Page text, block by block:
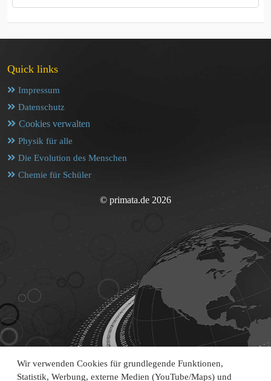
Wir verwenden Cookies für grundlegende Funktionen,
Statistik, Werbung, externe Medien (YouTube/Maps) und
Quick links
Impressum
Datenschutz
Cookies verwalten
Physik für alle
Die Evolution des Menschen
Chemie für Schüler
© primata.de 2026